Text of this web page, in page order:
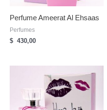
Perfume Ameerat Al Ehsaas
Perfumes
$ 430,00